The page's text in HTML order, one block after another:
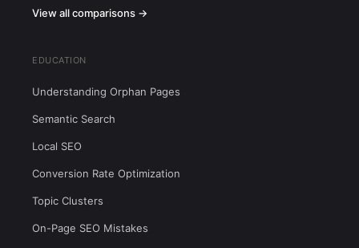
View all comparisons →
EDUCATION
Understanding Orphan Pages
Semantic Search
Local SEO
Conversion Rate Optimization
Topic Clusters
On-Page SEO Mistakes